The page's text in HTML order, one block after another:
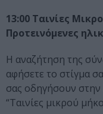
13:00 Ταινίες
Προτεινόμενες
Η αναζήτηση της
αφήσετε το στίγμα
σας οδηγήσουν στην
“Ταινίες μικρού